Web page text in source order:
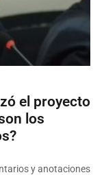
el proyecto
los
y anotaciones